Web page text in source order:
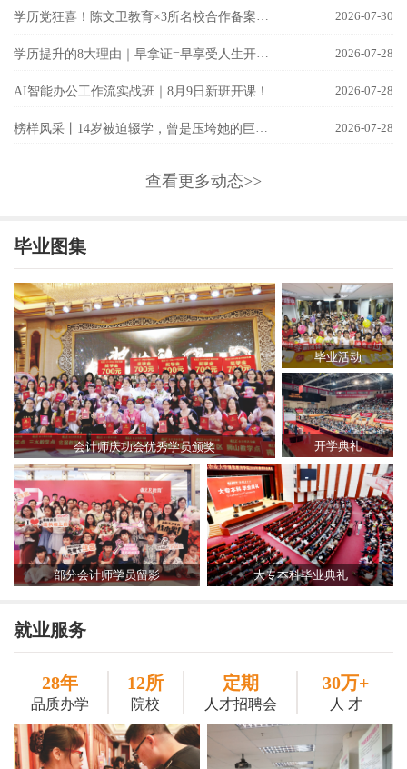
学历党狂喜！陈文卫教育×3所名校合作备案成功！ 2026-07-30
学历提升的8大理由｜早拿证=早享受人生开挂！ 2026-07-28
AI智能办公工作流实战班｜8月9日新班开课！ 2026-07-28
2026-07-28
查看更多动态>>
毕业图集
会计师庆功会优秀学员颁奖
毕业活动
开学典礼
部分会计师学员留影 大专本科毕业典礼
就业服务
28年
品质办学
12所
院校
定期
人才招聘会
30万+
人 才